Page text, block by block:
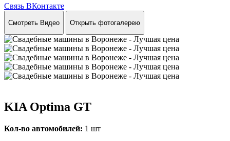
Связь ВКонтакте
Смотреть Видео Открыть фотогалерею
KIA Optima GT
Кол-во автомобилей: 1 шт